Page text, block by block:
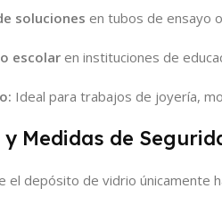
soluciones en tubos de ensayo
escolar en instituciones de
Ideal para trabajos de joyería,
Medidas de
el depósito de vidrio únicamente